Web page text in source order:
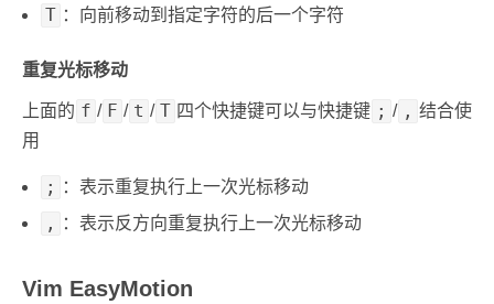
T ：向前移动到指定字符的后一个字符
重复光标移动
上面的 f / F / t / T 四个快捷键可以与快捷键 ; / , 结合使
用
; ：表示重复执行上一次光标移动
, ：表示反方向重复执行上一次光标移动
Vim EasyMotion